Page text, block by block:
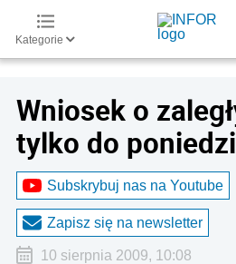
Kategorie
Wniosek o
tylko do
Subskrybuj nas na Youtube
Zapisz się na newsletter
10 sierpnia 2009, 10:08